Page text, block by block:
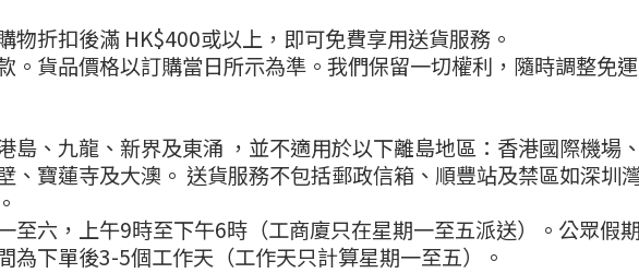
物折扣後滿 HK$400或以上，即可免費享用送貨服務。
。貨品價格以訂購當日所示為準。我們保留一切權利，隨時調整免
島、九龍、新界及東涌 ，並不適用於以下離島地區：香港國際機場
、寶蓮寺及大澳。 送貨服務不包括郵政信箱、順豐站及禁區如深圳
至六，上午9時至下午6時（工商廈只在星期一至五派送）。公眾假
為下單後3-5個工作天（工作天只計算星期一至五）。